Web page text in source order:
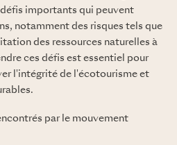
importants qui peuvent
notamment des risques tels que
des ressources naturelles à
ces défis est essentiel pour
l'intégrité de l'écotourisme et
par le mouvement